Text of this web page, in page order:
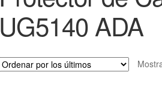
UG5140 ADA